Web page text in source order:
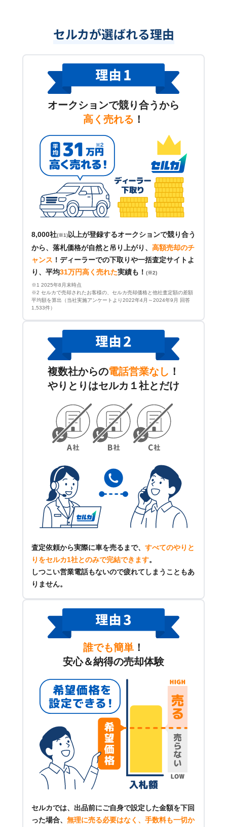
セルカが選ばれる理由
オークションで競り合うから
高く売れる ！
8,000社(※1) 以上が登録するオークションで競り合う
から、落札価格が自然と吊り上がり、 高額売却のチ
ャンス ！ ディーラーでの下取りや一括査定サイトよ
り、平均31万円高く売れた実績も！ (※2)
※1 2025年8月末時点
※2 セルカで売却されたお客様の、セルカ売却価格と他社査定額の差額
平均額を算出（当社実施アンケートより2022年4月～2024年9月 回答
1,533件）
複数社からの電話営業なし ！
やりとりはセルカ１社とだけ
査定依頼から実際に車を売るまで、 すべてのやりと
りをセルカ1社とのみで完結できます。
しつこい営業電話もないので疲れてしまうこともあ
りません。
誰でも簡単 ！
安心＆納得の売却体験
セルカでは、出品前にご自身で設定した金額を下回
った場合、 無理に売る必要はなく、手数料も一切か